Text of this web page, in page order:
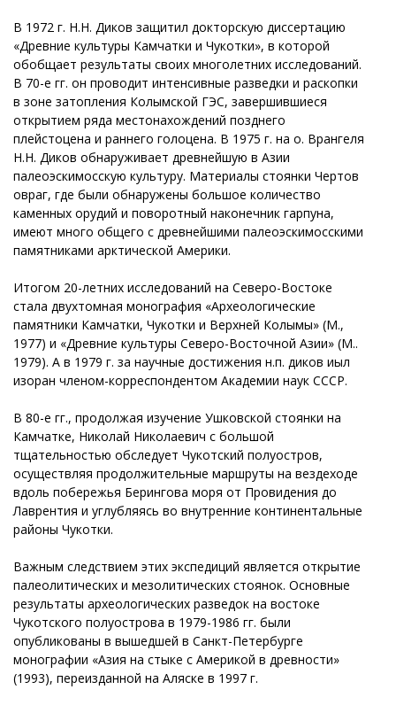
В 1972 г. Н.Н. Диков защитил докторскую диссертацию
«Древние культуры Камчатки и Чукотки», в которой
обобщает результаты своих многолетних исследований.
В 70-е гг. он проводит интенсивные разведки и раскопки
в зоне затопления Колымской ГЭС, завершившиеся
открытием ряда местонахождений позднего
плейстоцена и раннего голоцена. В 1975 г. на о. Врангеля
Н.Н. Диков обнаруживает древнейшую в Азии
палеоэскимосскую культуру. Материалы стоянки Чертов
овраг, где были обнаружены большое количество
каменных орудий и поворотный наконечник гарпуна,
имеют много общего с древнейшими палеоэскимосскими
памятниками арктической Америки.
Итогом 20-летних исследований на Северо-Востоке
стала двухтомная монография «Археологические
памятники Камчатки, Чукотки и Верхней Колымы» (М.,
1977) и «Древние культуры Северо-Восточной Азии» (М..
1979). А в 1979 г. за научные достижения н.п. диков иыл
изоран членом-корреспондентом Академии наук СССР.
В 80-е гг., продолжая изучение Ушковской стоянки на
Камчатке, Николай Николаевич с большой
тщательностью обследует Чукотский полуостров,
осуществляя продолжительные маршруты на вездеходе
вдоль побережья Берингова моря от Провидения до
Лаврентия и углубляясь во внутренние континентальные
районы Чукотки.
Важным следствием этих экспедиций является открытие
палеолитических и мезолитических стоянок. Основные
результаты археологических разведок на востоке
Чукотского полуострова в 1979-1986 гг. были
опубликованы в вышедшей в Санкт-Петербурге
монографии «Азия на стыке с Америкой в древности»
(1993), переизданной на Аляске в 1997 г.